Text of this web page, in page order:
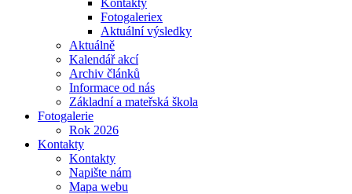
Kontakty
Fotogaleriex
Aktuální výsledky
Aktuálně
Kalendář akcí
Archiv článků
Informace od nás
Základní a mateřská škola
Fotogalerie
Rok 2026
Kontakty
Kontakty
Napište nám
Mapa webu